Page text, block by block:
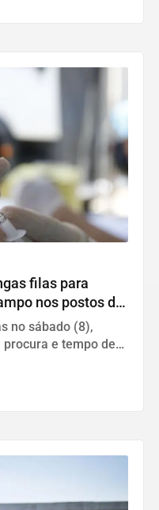
filas para
nos postos de
no sábado (8),
e tempo de